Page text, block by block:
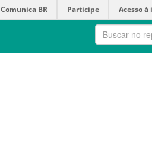
Comunica BR Participe Acesso